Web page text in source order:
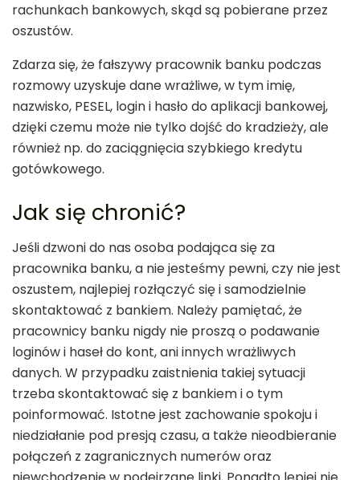
rachunkach bankowych, skąd są pobierane przez
oszustów.
Zdarza się, że fałszywy pracownik banku podczas
rozmowy uzyskuje dane wrażliwe, w tym imię,
nazwisko, PESEL, login i hasło do aplikacji bankowej,
dzięki czemu może nie tylko dojść do kradzieży, ale
również np. do zaciągnięcia szybkiego kredytu
gotówkowego.
Jak się chronić?
Jeśli dzwoni do nas osoba podająca się za
pracownika banku, a nie jesteśmy pewni, czy nie jest
oszustem, najlepiej rozłączyć się i samodzielnie
skontaktować z bankiem. Należy pamiętać, że
pracownicy banku nigdy nie proszą o podawanie
loginów i haseł do kont, ani innych wrażliwych
danych. W przypadku zaistnienia takiej sytuacji
trzeba skontaktować się z bankiem i o tym
poinformować. Istotne jest zachowanie spokoju i
niedziałanie pod presją czasu, a także nieodbieranie
połączeń z zagranicznych numerów oraz